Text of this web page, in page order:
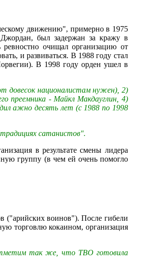
движению", примерно в 1975
Джордан, был задержан за кражу в
ревностно очищал организацию от
и развиваться. В 1988 году стал
В 1998 году орден ушел в
довесок националистам нужен), 2)
преемника - Майкл Макдауглин, 4)
ажно десять лет (с 1988 по 1998
сатанистов".
в результате смены лидера
группу (в чем ей очень помогло
("арийских воинов"). После гибели
торговлю кокаином, организация
так же, что TBO готовила